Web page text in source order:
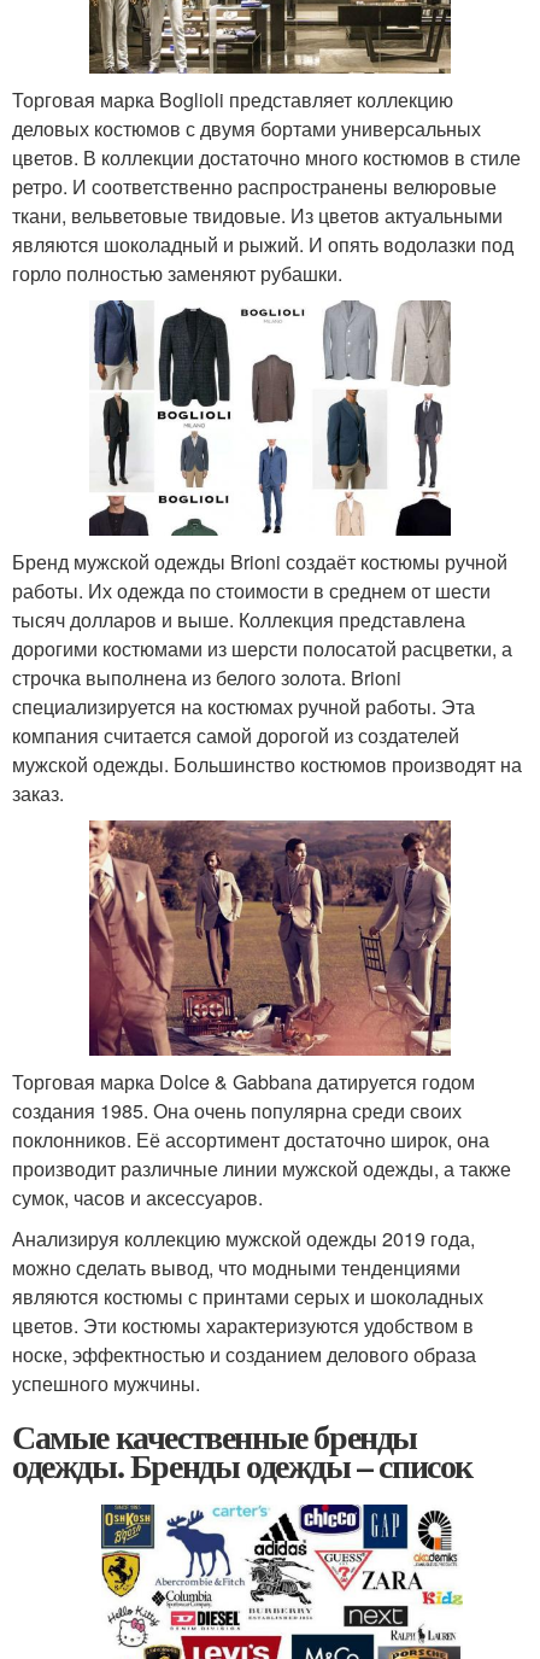
Торговая марка Boglioli представляет коллекцию
деловых костюмов с двумя бортами универсальных
цветов. В коллекции достаточно много костюмов в стиле
ретро. И соответственно распространены велюровые
ткани, вельветовые твидовые. Из цветов актуальными
являются шоколадный и рыжий. И опять водолазки под
горло полностью заменяют рубашки.
Бренд мужской одежды Brioni создаёт костюмы ручной
работы. Их одежда по стоимости в среднем от шести
тысяч долларов и выше. Коллекция представлена
дорогими костюмами из шерсти полосатой расцветки, а
строчка выполнена из белого золота. Brioni
специализируется на костюмах ручной работы. Эта
компания считается самой дорогой из создателей
мужской одежды. Большинство костюмов производят на
заказ.
Торговая марка Dolce & Gabbana датируется годом
создания 1985. Она очень популярна среди своих
поклонников. Её ассортимент достаточно широк, она
производит различные линии мужской одежды, а также
сумок, часов и аксессуаров.
Анализируя коллекцию мужской одежды 2019 года,
можно сделать вывод, что модными тенденциями
являются костюмы с принтами серых и шоколадных
цветов. Эти костюмы характеризуются удобством в
носке, эффектностью и созданием делового образа
успешного мужчины.
Самые качественные бренды
одежды. Бренды одежды – список